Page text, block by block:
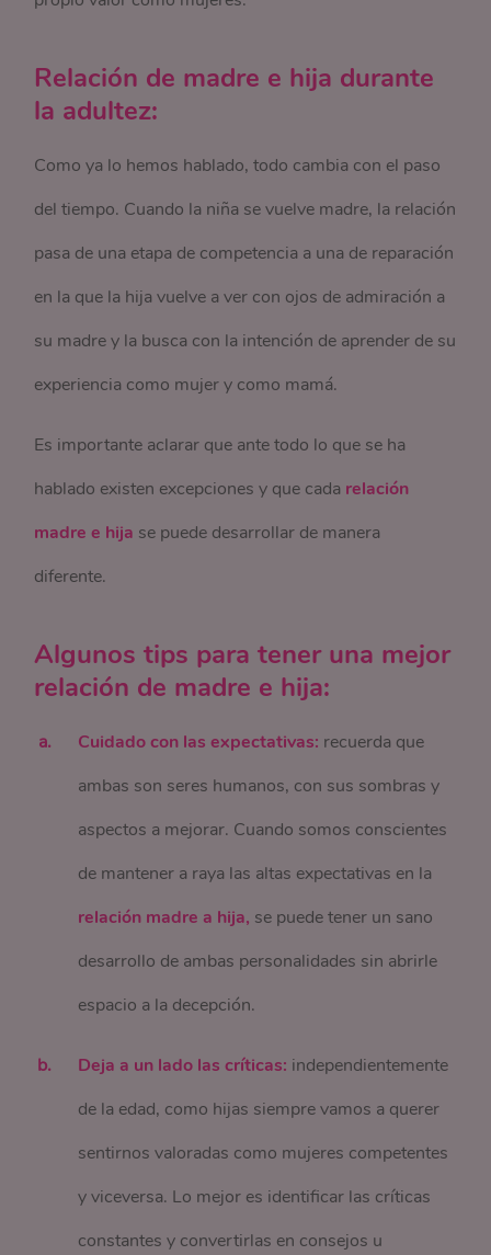
Relación de madre e hija durante
la adultez:
Como ya lo hemos hablado, todo cambia con el paso
del tiempo. Cuando la niña se vuelve madre, la relación
pasa de una etapa de competencia a una de reparación
en la que la hija vuelve a ver con ojos de admiración a
su madre y la busca con la intención de aprender de su
experiencia como mujer y como mamá.
Es importante aclarar que ante todo lo que se ha
hablado existen excepciones y que cada relación
madre e hija se puede desarrollar de manera
diferente.
Algunos tips para tener una mejor
relación de madre e hija:
Cuidado con las expectativas: recuerda que
ambas son seres humanos, con sus sombras y
aspectos a mejorar. Cuando somos conscientes
de mantener a raya las altas expectativas en la
relación madre a hija, se puede tener un sano
desarrollo de ambas personalidades sin abrirle
espacio a la decepción.
Deja a un lado las críticas: independientemente
de la edad, como hijas siempre vamos a querer
sentirnos valoradas como mujeres competentes
y viceversa. Lo mejor es identificar las críticas
constantes y convertirlas en consejos u